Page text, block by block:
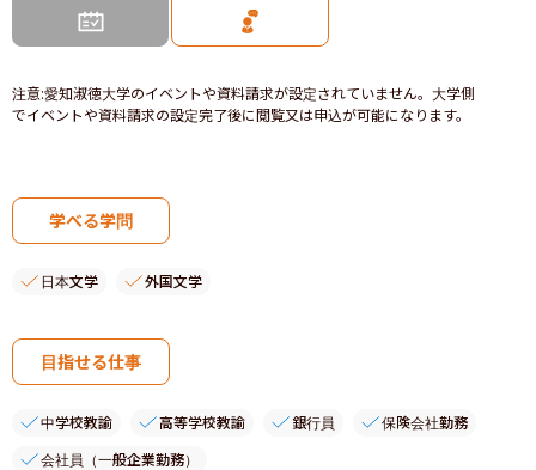
注意:愛知淑徳大学のイベントや資料請求が設定されていません。大学側
でイベントや資料請求の設定完了後に閲覧又は申込が可能になります。
学べる学問
日本文学 外国文学
目指せる仕事
中学校教諭 高等学校教諭 銀行員
保険会社勤務
会社員（一般企業勤務）